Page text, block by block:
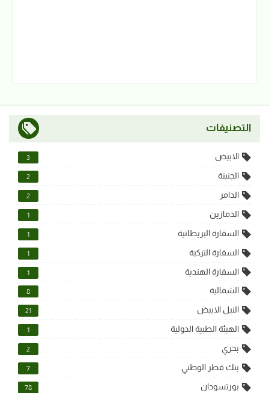
التصنيفات
الابيض 3
الجنينة 2
الدامر 2
الدمازين 1
السفارة البريطانية 1
السفارة التركية 1
السفارة الهندية 1
الشمالية 8
النيل الابيض 21
الهيئة الطبية الدولية 1
بحري 2
بنك قطر الوطني 7
بورتسودان 78